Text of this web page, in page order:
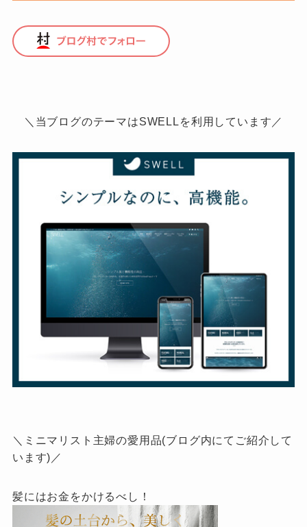
＼当ブログのテーマはSWELLを利用しています／
＼ミニマリスト主婦の愛用品(ブログ内にてご紹介して
います)／
髪にはお金をかけるべし！